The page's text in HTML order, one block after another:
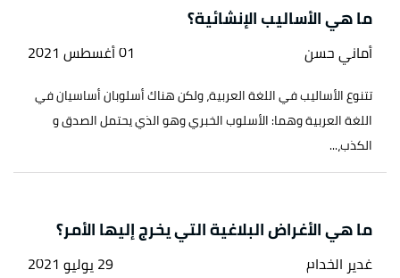
ما هي الأساليب الإنشائية؟
أماني حسن 01 أغسطس 2021
تتنوع الأساليب في اللغة العربية، ولكن هناك أسلوبان أساسيان في
اللغة العربية وهما: الأسلوب الخبري وهو الذي يحتمل الصدق و
الكذب،...
ما هي الأغراض البلاغية التي يخرج إليها الأمر؟
غدير الخدام 29 يوليو 2021